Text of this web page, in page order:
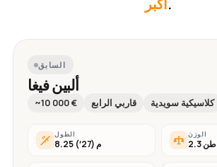
أكبر.
السابق
ألبين فيغا
~10 000 € قاربي الرابع كلاسيكية سويدية
الطول
8.25 م (27′)
الوزن
2.3 طن